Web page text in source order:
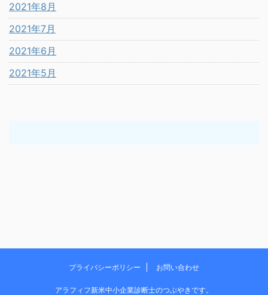
2021年8月
2021年7月
2021年6月
2021年5月
プライバシーポリシー お問い合わせ
アラフィフ新米中小企業診断士のつぶやきです。